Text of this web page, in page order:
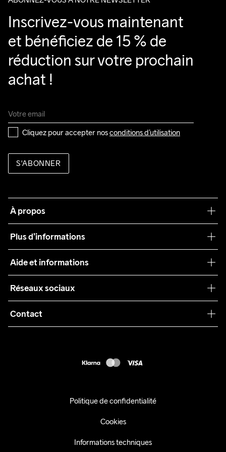
Inscrivez-vous maintenant
et bénéficiez de 15 % de
réduction sur votre prochain
achat !
Cliquez pour accepter nos conditions d’utilisation
S'ABONNER
À propos
Plus d’informations
Teamwear
Durabilité
Collaborations
Aide et informations
Conditions générales
Retours
Réseaux sociaux
Contact
Politique de confidentialité
Cookies
Informations techniques